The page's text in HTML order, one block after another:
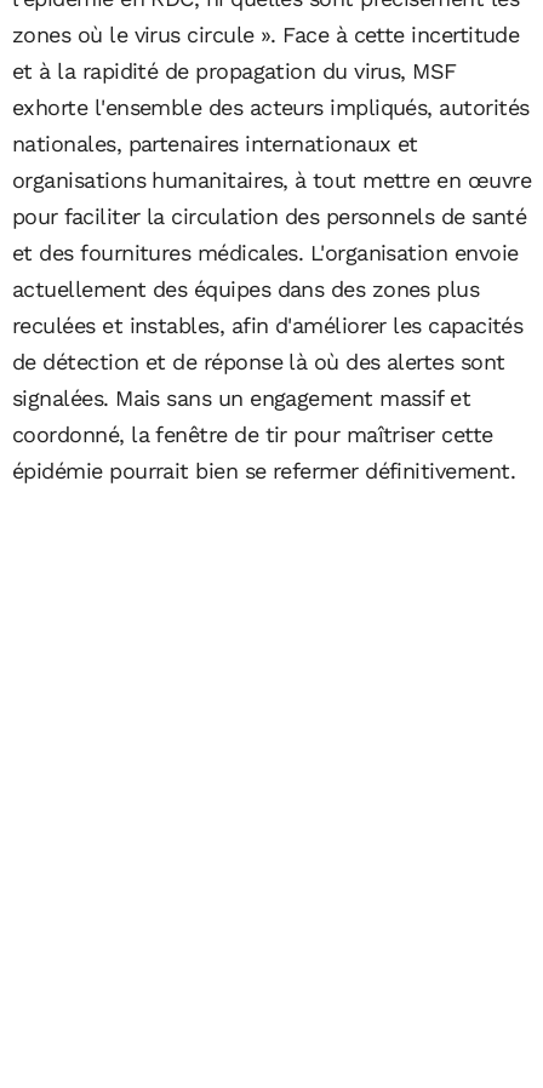
zones où le virus circule ». Face à cette incertitude
et à la rapidité de propagation du virus, MSF
exhorte l'ensemble des acteurs impliqués, autorités
nationales, partenaires internationaux et
organisations humanitaires, à tout mettre en œuvre
pour faciliter la circulation des personnels de santé
et des fournitures médicales. L'organisation envoie
actuellement des équipes dans des zones plus
reculées et instables, afin d'améliorer les capacités
de détection et de réponse là où des alertes sont
signalées. Mais sans un engagement massif et
coordonné, la fenêtre de tir pour maîtriser cette
épidémie pourrait bien se refermer définitivement.